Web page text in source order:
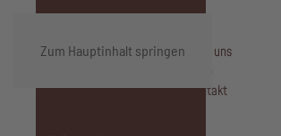
Zum Hauptinhalt springen
Über uns
Kontakt